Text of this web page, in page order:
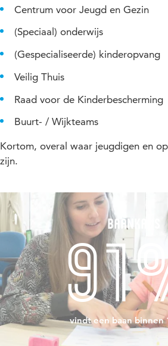
veilige en stimulerende omgeving
Centrum voor Jeugd en Gezin
(Speciaal) onderwijs
(Gespecialiseerde) kinderopvang
Veilig Thuis
Raad voor de Kinderbescherming
Buurt- / Wijkteams
Kortom, overal waar jeugdigen en
zijn.
Baankans
vindt een baan binnen